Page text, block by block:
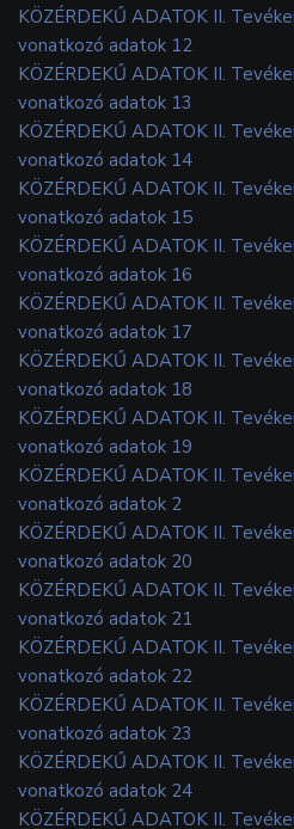
KÖZÉRDEKŰ ADATOK II.
vonatkozó adatok 12
KÖZÉRDEKŰ ADATOK II.
vonatkozó adatok 13
KÖZÉRDEKŰ ADATOK II.
vonatkozó adatok 14
KÖZÉRDEKŰ ADATOK II.
vonatkozó adatok 15
KÖZÉRDEKŰ ADATOK II.
vonatkozó adatok 16
KÖZÉRDEKŰ ADATOK II.
vonatkozó adatok 17
KÖZÉRDEKŰ ADATOK II.
vonatkozó adatok 18
KÖZÉRDEKŰ ADATOK II.
vonatkozó adatok 19
KÖZÉRDEKŰ ADATOK II.
vonatkozó adatok 2
KÖZÉRDEKŰ ADATOK II.
vonatkozó adatok 20
KÖZÉRDEKŰ ADATOK II.
vonatkozó adatok 21
KÖZÉRDEKŰ ADATOK II.
vonatkozó adatok 22
KÖZÉRDEKŰ ADATOK II.
vonatkozó adatok 23
KÖZÉRDEKŰ ADATOK II.
vonatkozó adatok 24
KÖZÉRDEKŰ ADATOK II.